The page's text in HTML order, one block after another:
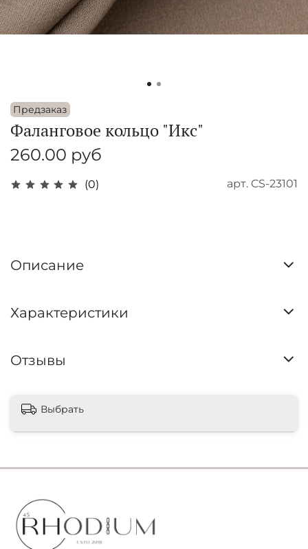
Предзаказ
(0) арт. CS-23101
Фаланговое кольцо "Икс"
260.00 руб
Описание
Характеристики
Отзывы
Выбрать